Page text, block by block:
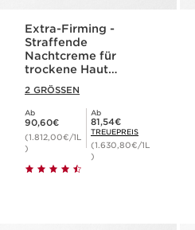
Extra-Firming -
Straffende
Nachtcreme für
trockene Haut
(nachfüllbar)
2 GRÖSSEN
Ab
Aktueller Preis 90,60€
90,60€
(1.812,00€/1L
)
Ab
Mitgliederpreis 81,54€
81,54€
TREUEPREIS
(1.630,80€/1L
)